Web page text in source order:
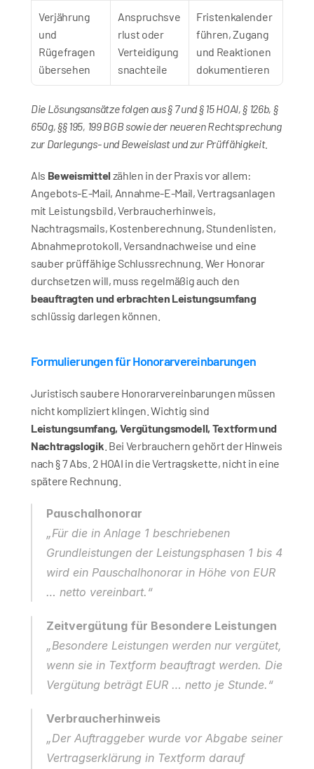
Verjährung
und
Rügefragen
übersehen
Anspruchsve
rlust oder
Verteidigung
snachteile
Fristenkalender
führen, Zugang
und Reaktionen
dokumentieren
Die Lösungsansätze folgen aus § 7 und § 15 HOAI, § 126b, §
650g, §§ 195, 199 BGB sowie der neueren Rechtsprechung
zur Darlegungs- und Beweislast und zur Prüffähigkeit.
Als Beweismittel zählen in der Praxis vor allem:
Angebots-E‑Mail, Annahme-E‑Mail, Vertragsanlagen
mit Leistungsbild, Verbraucherhinweis,
Nachtragsmails, Kostenberechnung, Stundenlisten,
Abnahmeprotokoll, Versandnachweise und eine
sauber prüffähige Schlussrechnung. Wer Honorar
beauftragten und erbrachten Leistungsumfang
schlüssig darlegen können.
Formulierungen für Honorarvereinbarungen
Juristisch saubere Honorarvereinbarungen müssen
Leistungsumfang, Vergütungsmodell, Textform und
Nachtragslogik . Bei Verbrauchern gehört der Hinweis
nach § 7 Abs. 2 HOAI in die Vertragskette, nicht in eine
spätere Rechnung.
Pauschalhonorar
„Für die in Anlage 1 beschriebenen
Grundleistungen der Leistungsphasen 1 bis 4
wird ein Pauschalhonorar in Höhe von EUR
… netto vereinbart.“
Zeitvergütung für Besondere Leistungen
„Besondere Leistungen werden nur vergütet,
wenn sie in Textform beauftragt werden. Die
Vergütung beträgt EUR … netto je Stunde.“
Verbraucherhinweis
„Der Auftraggeber wurde vor Abgabe seiner
Vertragserklärung in Textform darauf